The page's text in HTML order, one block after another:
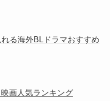
る海外BLドラマおすすめ
画人気ランキング